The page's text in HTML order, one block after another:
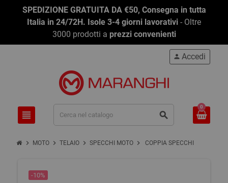
SPEDIZIONE GRATUITA DA €50, Consegna in tutta
Italia in 24/72H. Isole 3-4 giorni lavorativi - Oltre
3000 prodotti a prezzi convenienti
view_headline search
person Accedi
0
chevron_right MOTO chevron_right TELAIO chevron_right SPECCHI MOTO chevron_right COPPIA SPECCHI
-10%